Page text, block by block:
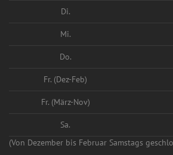
Di.
Mi.
Do.
Fr. (Dez-Feb)
Fr. (März-Nov)
Sa.
(Von Dezember bis Februar Samstags